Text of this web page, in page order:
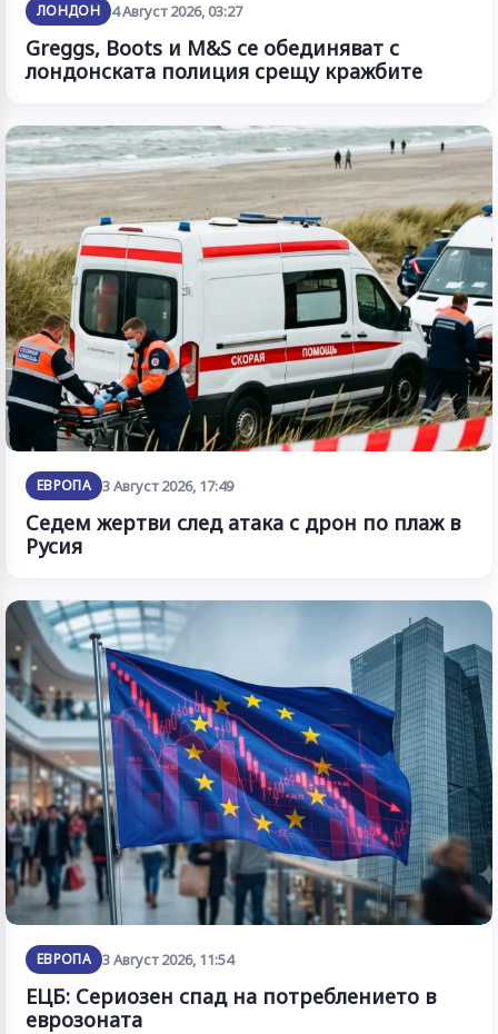
ЛОНДОН 4 Август 2026, 03:27
Greggs, Boots и M&S се обединяват с
лондонската полиция срещу кражбите
ЕВРОПА 3 Август 2026, 17:49
Седем жертви след атака с дрон по плаж в
Русия
ЕВРОПА 3 Август 2026, 11:54
ЕЦБ: Сериозен спад на потреблението в
еврозоната